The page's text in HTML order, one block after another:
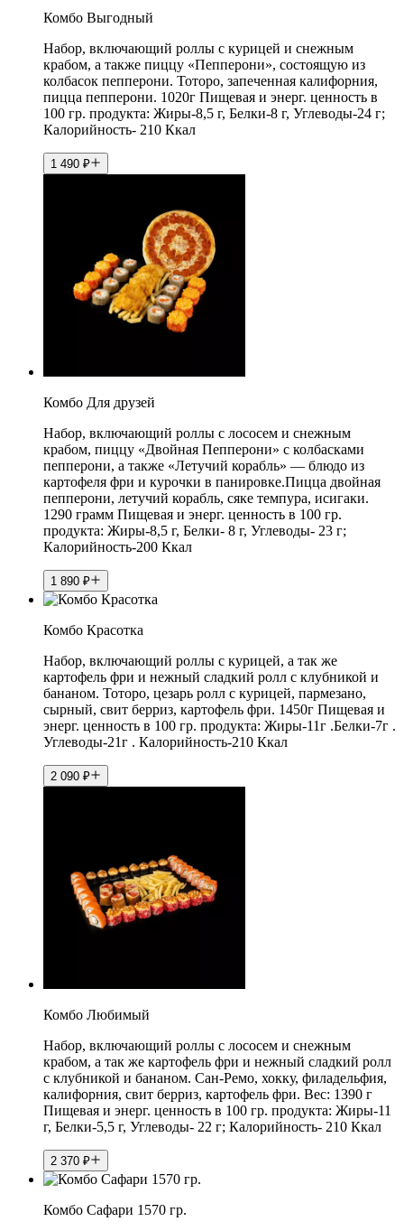
Комбо Выгодный
Набор, включающий роллы с курицей и снежным
крабом, а также пиццу «Пепперони», состоящую из
колбасок пепперони. Тоторо, запеченная калифорния,
пицца пепперони. 1020г Пищевая и энерг. ценность в
100 гр. продукта: Жиры-8,5 г, Белки-8 г, Углеводы-24 г;
Калорийность- 210 Ккал
1 490 ₽
Комбо Для друзей
Набор, включающий роллы с лососем и снежным
крабом, пиццу «Двойная Пепперони» с колбасками
пепперони, а также «Летучий корабль» — блюдо из
картофеля фри и курочки в панировке.Пицца двойная
пепперони, летучий корабль, сяке темпура, исигаки.
1290 грамм Пищевая и энерг. ценность в 100 гр.
продукта: Жиры-8,5 г, Белки- 8 г, Углеводы- 23 г;
Калорийность-200 Ккал
1 890 ₽
Комбо Красотка
Набор, включающий роллы с курицей, а так же
картофель фри и нежный сладкий ролл с клубникой и
бананом. Тоторо, цезарь ролл с курицей, пармезано,
сырный, свит берриз, картофель фри. 1450г Пищевая и
энерг. ценность в 100 гр. продукта: Жиры-11г .Белки-7г .
Углеводы-21г . Калорийность-210 Ккал
2 090 ₽
Комбо Любимый
Набор, включающий роллы с лососем и снежным
крабом, а так же картофель фри и нежный сладкий ролл
с клубникой и бананом. Сан-Ремо, хокку, филадельфия,
калифорния, свит берриз, картофель фри. Вес: 1390 г
Пищевая и энерг. ценность в 100 гр. продукта: Жиры-11
г, Белки-5,5 г, Углеводы- 22 г; Калорийность- 210 Ккал
2 370 ₽
Комбо Сафари 1570 гр.